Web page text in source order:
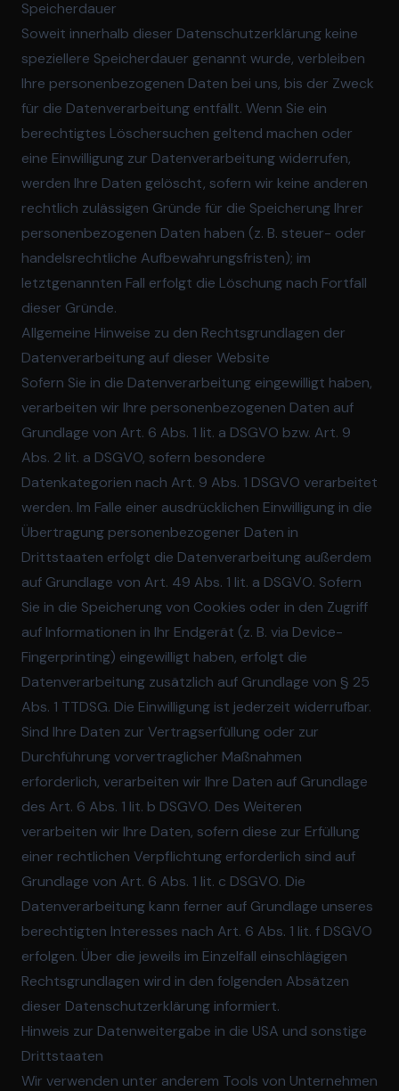
Speicherdauer
Soweit innerhalb dieser Datenschutzerklärung keine
speziellere Speicherdauer genannt wurde, verbleiben
Ihre personenbezogenen Daten bei uns, bis der Zweck
für die Datenverarbeitung entfällt. Wenn Sie ein
berechtigtes Löschersuchen geltend machen oder
eine Einwilligung zur Datenverarbeitung widerrufen,
werden Ihre Daten gelöscht, sofern wir keine anderen
rechtlich zulässigen Gründe für die Speicherung Ihrer
personenbezogenen Daten haben (z. B. steuer- oder
handelsrechtliche Aufbewahrungsfristen); im
letztgenannten Fall erfolgt die Löschung nach Fortfall
dieser Gründe.
Allgemeine Hinweise zu den Rechtsgrundlagen der
Datenverarbeitung auf dieser Website
Sofern Sie in die Datenverarbeitung eingewilligt haben,
verarbeiten wir Ihre personenbezogenen Daten auf
Grundlage von Art. 6 Abs. 1 lit. a DSGVO bzw. Art. 9
Abs. 2 lit. a DSGVO, sofern besondere
Datenkategorien nach Art. 9 Abs. 1 DSGVO verarbeitet
werden. Im Falle einer ausdrücklichen Einwilligung in die
Übertragung personenbezogener Daten in
Drittstaaten erfolgt die Datenverarbeitung außerdem
auf Grundlage von Art. 49 Abs. 1 lit. a DSGVO. Sofern
Sie in die Speicherung von Cookies oder in den Zugriff
auf Informationen in Ihr Endgerät (z. B. via Device-
Fingerprinting) eingewilligt haben, erfolgt die
Datenverarbeitung zusätzlich auf Grundlage von § 25
Abs. 1 TTDSG. Die Einwilligung ist jederzeit widerrufbar.
Sind Ihre Daten zur Vertragserfüllung oder zur
Durchführung vorvertraglicher Maßnahmen
erforderlich, verarbeiten wir Ihre Daten auf Grundlage
des Art. 6 Abs. 1 lit. b DSGVO. Des Weiteren
verarbeiten wir Ihre Daten, sofern diese zur Erfüllung
einer rechtlichen Verpflichtung erforderlich sind auf
Grundlage von Art. 6 Abs. 1 lit. c DSGVO. Die
Datenverarbeitung kann ferner auf Grundlage unseres
berechtigten Interesses nach Art. 6 Abs. 1 lit. f DSGVO
erfolgen. Über die jeweils im Einzelfall einschlägigen
Rechtsgrundlagen wird in den folgenden Absätzen
dieser Datenschutzerklärung informiert.
Hinweis zur Datenweitergabe in die USA und sonstige
Drittstaaten
Wir verwenden unter anderem Tools von Unternehmen